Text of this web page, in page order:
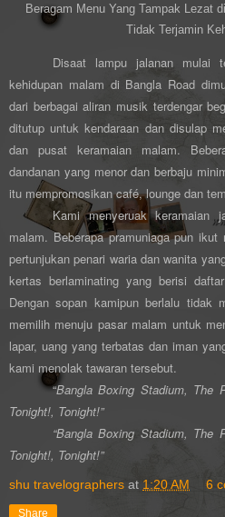
Beragam Menu Yang Tampak Lezat
Tidak Terjamin
Disaat lampu jalanan mulai
kehidupan malam di Bangla Road
dari berbagai aliran musik terdengar
ditutup untuk kendaraan dan disulap
dan pusat keramaian malam.
dandanan yang menor dan berbaju
itu mempromosikan café, lounge dan
Kami menyeruak keramaian
malam. Beberapa pramuniaga pun
pertunjukan penari waria dan wanita
kertas berlaminating yang berisi
Dengan sopan kamipun berlalu tidak
memilih menuju pasar malam untuk
lapar, uang yang terbatas dan iman
kami menolak tawaran tersebut.
“Bangla Boxing Stadium, The
Tonight!, Tonight!”
“Bangla Boxing Stadium, The
Tonight!, Tonight!”
shu travelographers at 1:20 AM 6
Share